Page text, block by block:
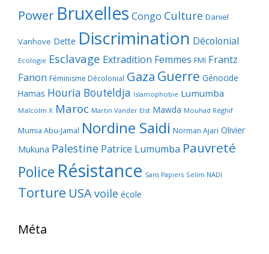
Power Bruxelles Congo Culture Daniel
Vanhove Dette Discrimination Décolonial
Ecologie Esclavage Extradition Femmes FMI Frantz
Fanon Féminisme Décolonial Gaza Guerre Génocide
Hamas Houria Bouteldja Islamophobie Lumumba
Malcolm X Maroc Martin Vander Elst Mawda Mouhad Réghif
Mumia Abu-Jamal Nordine Saidi Norman Ajari Olivier
Mukuna Palestine Patrice Lumumba Pauvreté
Police Résistance Sans Papiers Selim NADI
Torture USAvoile école
Méta